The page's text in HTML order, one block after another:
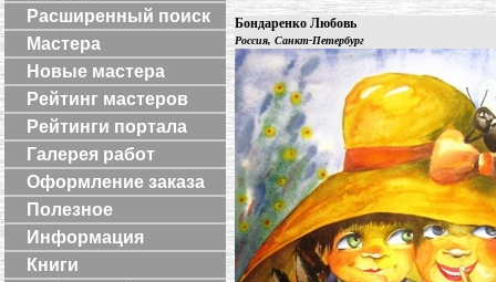
Расширенный поиск
Мастера
Новые мастера
Рейтинг мастеров
Рейтинги портала
Галерея работ
Оформление заказа
Полезное
Информация
Книги
Бондаренко Любовь
Россия, Санкт-Петербург